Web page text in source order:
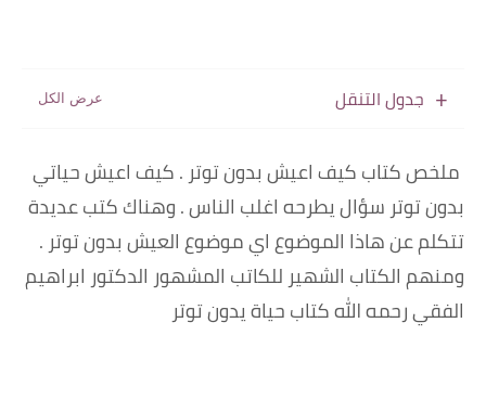
جدول التنقل
ملخص كتاب كيف اعيش بدون توتر . كيف اعيش حياتي
بدون توتر سؤال يطرحه اغلب الناس . وهناك كتب عديدة
تتكلم عن هاذا الموضوع اي موضوع العيش بدون توتر .
ومنهم الكتاب الشهير للكاتب المشهور الدكتور ابراهيم
الفقي رحمه الله كتاب حياة يدون توتر